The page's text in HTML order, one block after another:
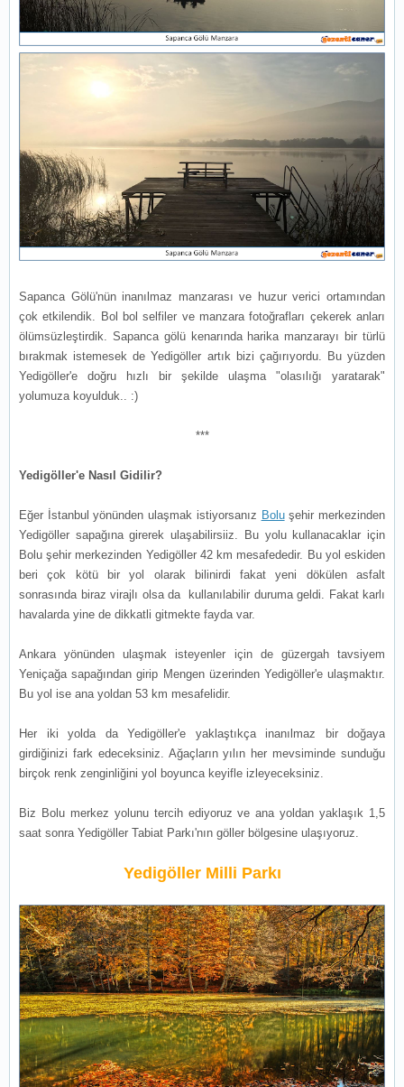
Sapanca Gölü'nün inanılmaz manzarası ve huzur verici ortamından
çok etkilendik. Bol bol selfiler ve manzara fotoğrafları çekerek anları
ölümsüzleştirdik. Sapanca gölü kenarında harika manzarayı bir türlü
bırakmak istemesek de Yedigöller artık bizi çağırıyordu. Bu yüzden
Yedigöller'e doğru hızlı bir şekilde ulaşma "olasılığı yaratarak"
yolumuza koyulduk.. :)
***
Yedigöller'e Nasıl Gidilir?
Eğer İstanbul yönünden ulaşmak istiyorsanız Boluşehir merkezinden
Yedigöller sapağına girerek ulaşabilirsiiz. Bu yolu kullanacaklar için
Bolu şehir merkezinden Yedigöller 42 km mesafededir. Bu yol eskiden
beri çok kötü bir yol olarak bilinirdi fakat yeni dökülen asfalt
sonrasında biraz virajlı olsa da kullanılabilir duruma geldi. Fakat karlı
havalarda yine de dikkatli gitmekte fayda var.
Ankara yönünden ulaşmak isteyenler için de güzergah tavsiyem
Yeniçağa sapağından girip Mengen üzerinden Yedigöller'e ulaşmaktır.
Bu yol ise ana yoldan 53 km mesafelidir.
Her iki yolda da Yedigöller'e yaklaştıkça inanılmaz bir doğaya
girdiğinizi fark edeceksiniz. Ağaçların yılın her mevsiminde sunduğu
birçok renk zenginliğini yol boyunca keyifle izleyeceksiniz.
Biz Bolu merkez yolunu tercih ediyoruz ve ana yoldan yaklaşık 1,5
saat sonra Yedigöller Tabiat Parkı'nın göller bölgesine ulaşıyoruz.
Yedigöller Milli Parkı